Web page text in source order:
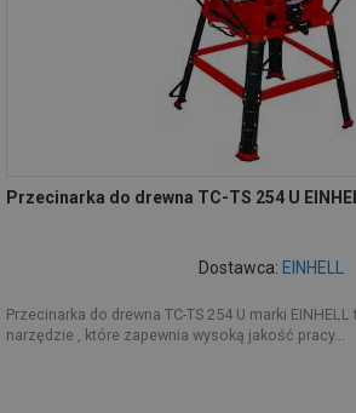
Przecinarka do drewna TC-TS 254 U
Dostawca: EINHELL
Przecinarka do drewna TC-TS 254 U marki
narzędzie , które zapewnia wysoką jakość pracy...